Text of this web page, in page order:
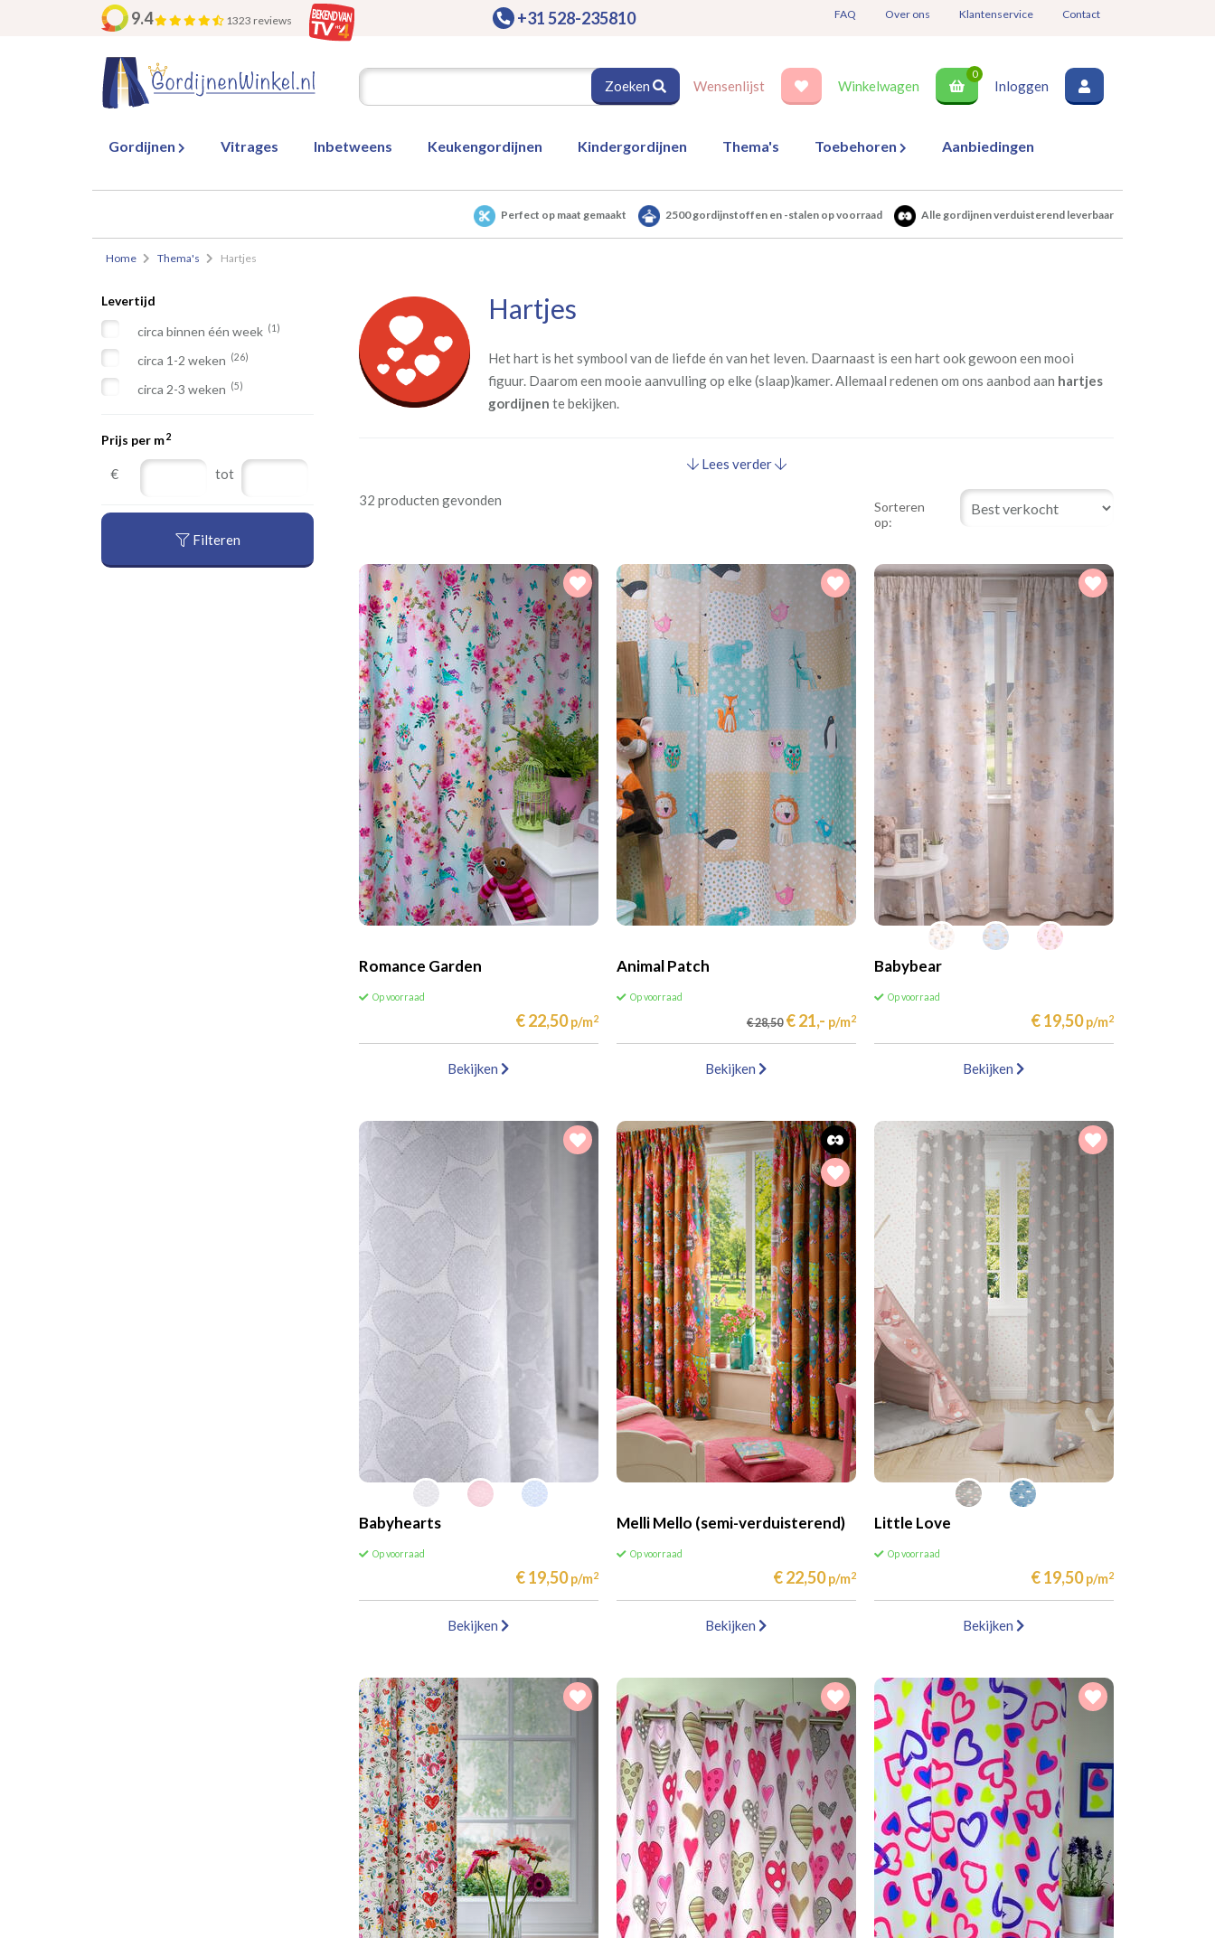
9.4 1323 reviews +31 528-235810 FAQ Over ons Klantenservice Contact
Zoeken Wensenlijst Winkelwagen
0
Inloggen
Gordijnen Vitrages Inbetweens Keukengordijnen Kindergordijnen Thema's Toebehoren Aanbiedingen
Perfect op maat gemaakt 2500 gordijnstoffen en -stalen op voorraad Alle gordijnen verduisterend leverbaar
Home Thema's Hartjes
Levertijd
circa binnen één week (1)
circa 1-2 weken (26)
circa 2-3 weken (5)
Prijs per m2
€ tot
Filteren
Hartjes
Het hart is het symbool van de liefde én van het leven. Daarnaast is een hart ook gewoon een mooi
figuur. Daarom een mooie aanvulling op elke (slaap)kamer. Allemaal redenen om ons aanbod aan hartjes
gordijnen te bekijken.
Lees verder
32 producten gevonden
Sorteren
op:
Romance Garden
Op voorraad
€ 22,50 p/m2
Bekijken
Animal Patch
Op voorraad
€ 28,50 € 21,- p/m2
Bekijken
Babybear
Op voorraad
€ 19,50 p/m2
Bekijken
Babyhearts
Op voorraad
€ 19,50 p/m2
Bekijken
Melli Mello (semi-verduisterend)
Op voorraad
€ 22,50 p/m2
Bekijken
Little Love
Op voorraad
€ 19,50 p/m2
Bekijken